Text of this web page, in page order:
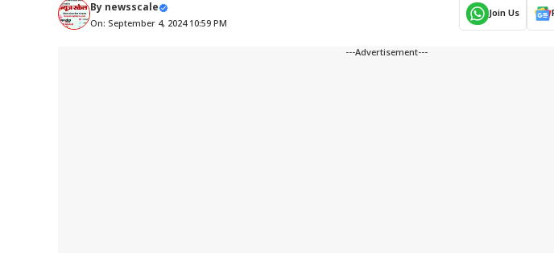
By newsscale
On: September 4, 2024 10:59 PM
Join Us
---Advertisement---